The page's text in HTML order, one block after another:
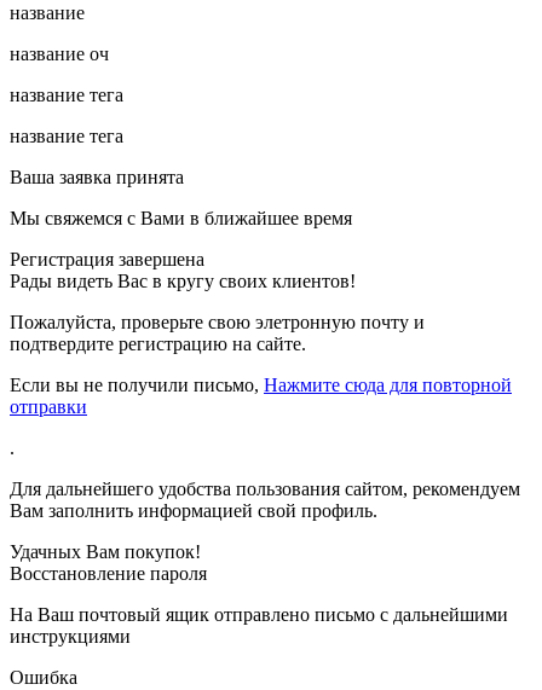
название
название оч
название тега
название тега
Ваша заявка принята
Мы свяжемся с Вами в ближайшее время
Регистрация завершена
Рады видеть Вас в кругу своих клиентов!
Пожалуйста, проверьте свою элетронную почту и
подтвердите регистрацию на сайте.
Если вы не получили письмо, Нажмите сюда для повторной
отправки
.
Для дальнейшего удобства пользования сайтом, рекомендуем
Вам заполнить информацией свой профиль.
Удачных Вам покупок!
Восстановление пароля
На Ваш почтовый ящик отправлено письмо с дальнейшими
инструкциями
Ошибка